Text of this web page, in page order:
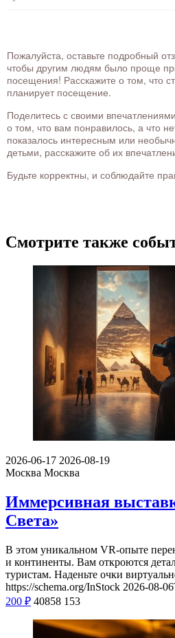
Пожалуйста, оставьте подробный
чтобы другим людям было проще
посещения! Расскажите о том, что
планирует посещение.
Поделитесь с своими
о том, что вам понравилось, а что
показалось интересным или
детьми, расскажите об их
Будьте корректны, и соблюдайте
Смотрите также
2026-06-17 2026-08-19
Москва Москва
Иммерсивная
Света»
В этом уникальном VR-опыте
и континенты. Вам откроются
туристам. Наденьте очки
https://schema.org/InStock 2026-08-
200 ₽ 40858 153